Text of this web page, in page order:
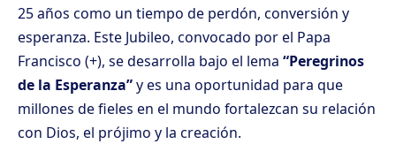
25 años como un tiempo de perdón, conversión y
esperanza. Este Jubileo, convocado por el Papa
Francisco (+), se desarrolla bajo el lema “Peregrinos
de la Esperanza”y es una oportunidad para que
millones de fieles en el mundo fortalezcan su relación
con Dios, el prójimo y la creación.